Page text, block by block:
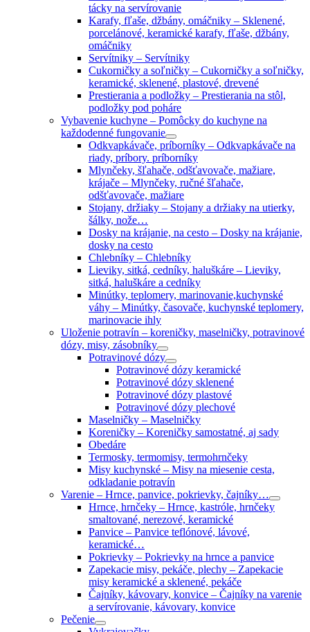
tácky na servírovanie
Karafy, fľaše, džbány, omáčniky – Sklenené,
porcelánové, keramické karafy, fľaše, džbány,
omáčniky
Servítniky – Servítniky
Cukorničky a soľničky – Cukorničky a soľničky,
keramické, sklenené, plastové, drevené
Prestierania a podložky – Prestierania na stôl,
podložky pod poháre
Vybavenie kuchyne – Pomôcky do kuchyne na
každodenné fungovanie
Odkvapkávače, príborníky – Odkvapkávače na
riady, príbory. príborníky
Mlynčeky, šľahače, odšťavovače, mažiare,
krájače – Mlynčeky, ručné šľahače,
odšťavovače, mažiare
Stojany, držiaky – Stojany a držiaky na utierky,
šálky, nože…
Dosky na krájanie, na cesto – Dosky na krájanie,
dosky na cesto
Chlebníky – Chlebníky
Lieviky, sitká, cedníky, haluškáre – Lieviky,
sitká, haluškáre a cedníky
Minútky, teplomery, marinovanie,kuchynské
váhy – Minútky, časovače, kuchynské teplomery,
marinovacie ihly
Uloženie potravín – koreničky, maselničky, potravinové
dózy, misy, zásobníky
Potravinové dózy
Potravinové dózy keramické
Potravinové dózy sklenené
Potravinové dózy plastové
Potravinové dózy plechové
Maselničky – Maselničky
Koreničky – Koreničky samostatné, aj sady
Obedáre
Termosky, termomisy, termohrnčeky
Misy kuchynské – Misy na miesenie cesta,
odkladanie potravín
Varenie – Hrnce, panvice, pokrievky, čajníky…
Hrnce, hrnčeky – Hrnce, kastróle, hrnčeky
smaltované, nerezové, keramické
Panvice – Panvice teflónové, lávové,
keramické…
Pokrievky – Pokrievky na hrnce a panvice
Zapekacie misy, pekáče, plechy – Zapekacie
misy keramické a sklenené, pekáče
Čajníky, kávovary, konvice – Čajníky na varenie
a servírovanie, kávovary, konvice
Pečenie